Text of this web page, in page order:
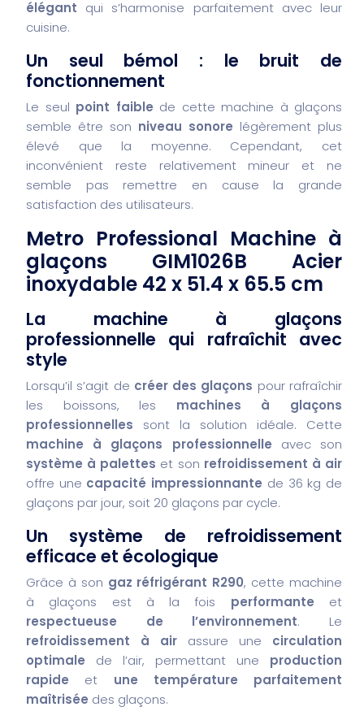
élégant qui s’harmonise parfaitement avec leur
cuisine.
Un seul bémol : le bruit de
fonctionnement
Le seul point faible de cette machine à glaçons
semble être son niveau sonore légèrement plus
élevé que la moyenne. Cependant, cet
inconvénient reste relativement mineur et ne
semble pas remettre en cause la grande
satisfaction des utilisateurs.
Metro Professional Machine à
glaçons GIM1026B Acier
inoxydable 42 x 51.4 x 65.5 cm
La machine à glaçons
professionnelle qui rafraîchit avec
style
Lorsqu’il s’agit de créer des glaçons pour rafraîchir
les boissons, les machines à glaçons
professionnelles sont la solution idéale. Cette
machine à glaçons professionnelle avec son
système à palettes et son refroidissement à air
offre une capacité impressionnante de 36 kg de
glaçons par jour, soit 20 glaçons par cycle.
Un système de refroidissement
efficace et écologique
Grâce à son gaz réfrigérant R290, cette machine
à glaçons est à la fois performante et
respectueuse de l’environnement. Le
refroidissement à air assure une circulation
optimale de l’air, permettant une production
rapide et une température parfaitement
maîtrisée des glaçons.